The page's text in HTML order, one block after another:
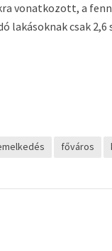
vonatkozott, a
lakásoknak csak
főváros